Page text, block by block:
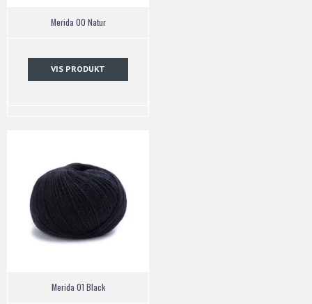
Merida 00 Natur
VIS PRODUKT
Merida 01 Black